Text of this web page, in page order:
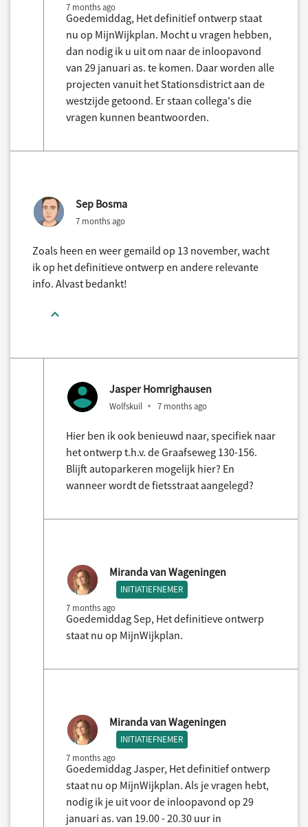
7 months ago
Goedemiddag, Het definitief ontwerp staat
nu op MijnWijkplan. Mocht u vragen hebben,
dan nodig ik u uit om naar de inloopavond
van 29 januari as. te komen. Daar worden alle
projecten vanuit het Stationsdistrict aan de
westzijde getoond. Er staan collega's die
vragen kunnen beantwoorden.
Sep Bosma
7 months ago
Zoals heen en weer gemaild op 13 november, wacht
ik op het definitieve ontwerp en andere relevante
info. Alvast bedankt!
Jasper Homrighausen
Wolfskuil 7 months ago
Hier ben ik ook benieuwd naar, specifiek naar
het ontwerp t.h.v. de Graafseweg 130-156.
Blijft autoparkeren mogelijk hier? En
wanneer wordt de fietsstraat aangelegd?
Miranda van Wageningen
INITIATIEFNEMER
7 months ago
Goedemiddag Sep, Het definitieve ontwerp
staat nu op MijnWijkplan.
Miranda van Wageningen
INITIATIEFNEMER
7 months ago
Goedemiddag Jasper, Het definitief ontwerp
staat nu op MijnWijkplan. Als je vragen hebt,
nodig ik je uit voor de inloopavond op 29
januari as. van 19.00 - 20.30 uur in